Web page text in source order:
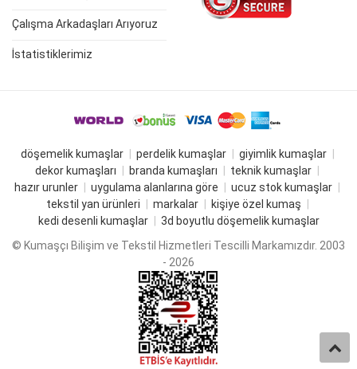
Çalışma Arkadaşları Arıyoruz
İstatistiklerimiz
döşemelik kumaşlar perdelik kumaşlar
giyimlik kumaşlar
dekor kumaşları
branda kumaşları
teknik kumaşlar
hazır urunler
uygulama alanlarına göre
ucuz stok kumaşlar
tekstil yan ürünleri
markalar
kişiye özel kumaş
kedi desenli kumaşlar
3d boyutlu döşemelik kumaşlar
© Kumaşçı Bilişim ve Tekstil Hizmetleri Tescilli Markamızdır. 2003
- 2026